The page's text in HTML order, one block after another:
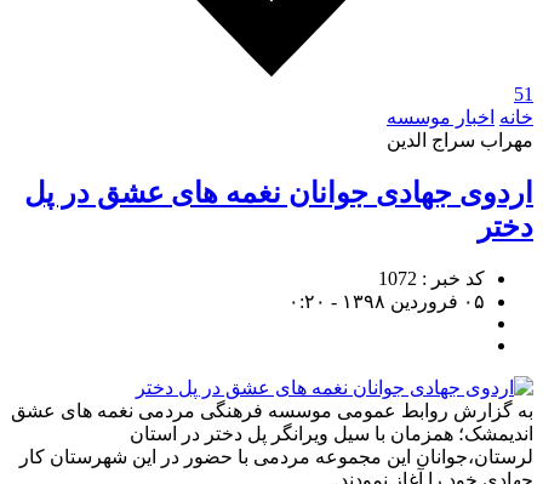
51
خانه اخبار موسسه
مهراب سراج الدین
اردوی جهادی جوانان نغمه های عشق در پل
دختر
کد خبر : 1072
۰۵ فروردین ۱۳۹۸ - ۰:۲۰
به گزارش روابط عمومی موسسه فرهنگی مردمی نغمه های عشق
اندیمشک؛ همزمان با سیل ویرانگر پل دختر در استان
لرستان،جوانان این مجموعه مردمی با حضور در این شهرستان کار